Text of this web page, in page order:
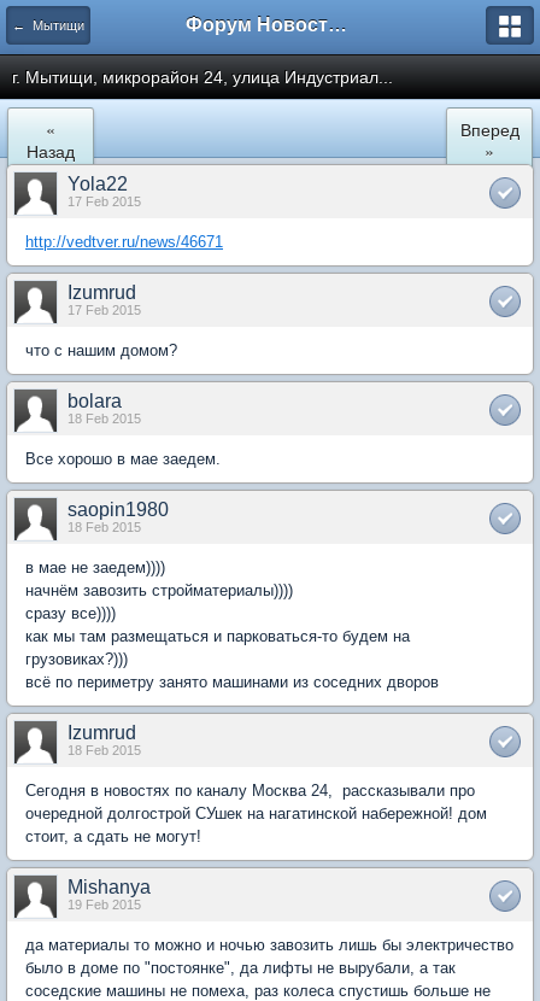
← Мытищи Форум Новостройки
г. Мытищи, микрорайон 24, улица Индустриал...
«
Назад
Вперед
»
Yola22
17 Feb 2015
http://vedtver.ru/news/46671
Izumrud
17 Feb 2015
что с нашим домом?
bolara
18 Feb 2015
Все хорошо в мае заедем.
saopin1980
18 Feb 2015
в мае не заедем))))
начнём завозить стройматериалы))))
сразу все))))
как мы там размещаться и парковаться-то будем на
грузовиках?)))
всё по периметру занято машинами из соседних дворов
Izumrud
18 Feb 2015
Сегодня в новостях по каналу Москва 24, рассказывали про
очередной долгострой СУшек на нагатинской набережной! дом
стоит, а сдать не могут!
Mishanya
19 Feb 2015
да материалы то можно и ночью завозить лишь бы электричество
было в доме по "постоянке", да лифты не вырубали, а так
соседские машины не помеха, раз колеса спустишь больше не